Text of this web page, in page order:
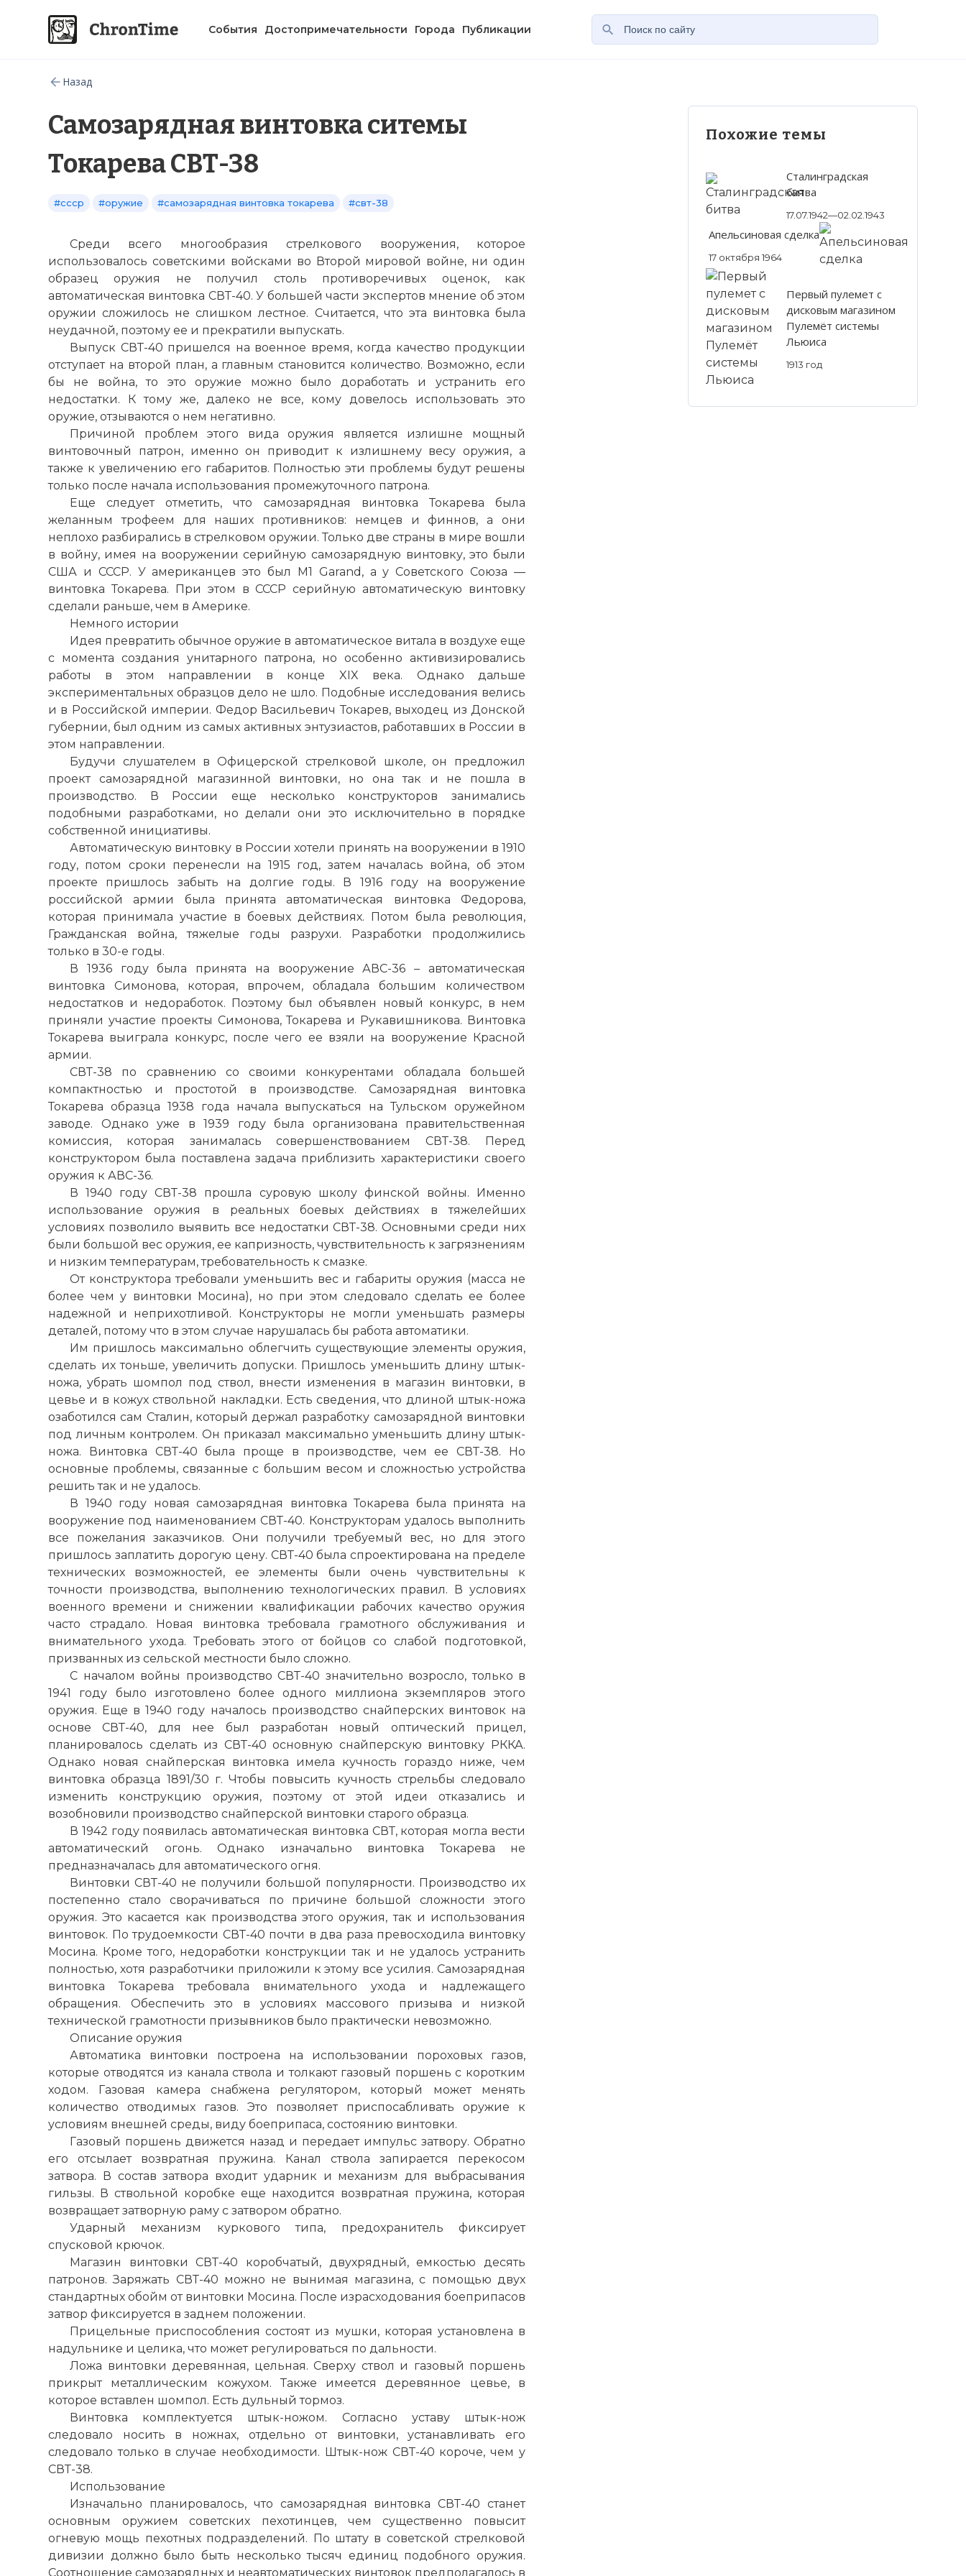
События Достопримечательности Города Публикации
Назад
Самозарядная винтовка ситемы
Токарева СВТ-38
#ссср #оружие #самозарядная винтовка токарева #свт-38
Среди всего многообразия стрелкового вооружения, которое
использовалось советскими войсками во Второй мировой войне, ни один
образец оружия не получил столь противоречивых оценок, как
автоматическая винтовка СВТ-40. У большей части экспертов мнение об этом
оружии сложилось не слишком лестное. Считается, что эта винтовка была
неудачной, поэтому ее и прекратили выпускать.
Выпуск СВТ-40 пришелся на военное время, когда качество продукции
отступает на второй план, а главным становится количество. Возможно, если
бы не война, то это оружие можно было доработать и устранить его
недостатки. К тому же, далеко не все, кому довелось использовать это
оружие, отзываются о нем негативно.
Причиной проблем этого вида оружия является излишне мощный
винтовочный патрон, именно он приводит к излишнему весу оружия, а
также к увеличению его габаритов. Полностью эти проблемы будут решены
только после начала использования промежуточного патрона.
Еще следует отметить, что самозарядная винтовка Токарева была
желанным трофеем для наших противников: немцев и финнов, а они
неплохо разбирались в стрелковом оружии. Только две страны в мире вошли
в войну, имея на вооружении серийную самозарядную винтовку, это были
США и СССР. У американцев это был M1 Garand, а у Советского Союза —
винтовка Токарева. При этом в СССР серийную автоматическую винтовку
сделали раньше, чем в Америке.
Немного истории
Идея превратить обычное оружие в автоматическое витала в воздухе еще
с момента создания унитарного патрона, но особенно активизировались
работы в этом направлении в конце XIX века. Однако дальше
экспериментальных образцов дело не шло. Подобные исследования велись
и в Российской империи. Федор Васильевич Токарев, выходец из Донской
губернии, был одним из самых активных энтузиастов, работавших в России в
этом направлении.
Будучи слушателем в Офицерской стрелковой школе, он предложил
проект самозарядной магазинной винтовки, но она так и не пошла в
производство. В России еще несколько конструкторов занимались
подобными разработками, но делали они это исключительно в порядке
собственной инициативы.
Автоматическую винтовку в России хотели принять на вооружении в 1910
году, потом сроки перенесли на 1915 год, затем началась война, об этом
проекте пришлось забыть на долгие годы. В 1916 году на вооружение
российской армии была принята автоматическая винтовка Федорова,
которая принимала участие в боевых действиях. Потом была революция,
Гражданская война, тяжелые годы разрухи. Разработки продолжились
только в 30-е годы.
В 1936 году была принята на вооружение АВС-36 – автоматическая
винтовка Симонова, которая, впрочем, обладала большим количеством
недостатков и недоработок. Поэтому был объявлен новый конкурс, в нем
приняли участие проекты Симонова, Токарева и Рукавишникова. Винтовка
Токарева выиграла конкурс, после чего ее взяли на вооружение Красной
армии.
СВТ-38 по сравнению со своими конкурентами обладала большей
компактностью и простотой в производстве. Самозарядная винтовка
Токарева образца 1938 года начала выпускаться на Тульском оружейном
заводе. Однако уже в 1939 году была организована правительственная
комиссия, которая занималась совершенствованием СВТ-38. Перед
конструктором была поставлена задача приблизить характеристики своего
оружия к АВС-36.
В 1940 году СВТ-38 прошла суровую школу финской войны. Именно
использование оружия в реальных боевых действиях в тяжелейших
условиях позволило выявить все недостатки СВТ-38. Основными среди них
были большой вес оружия, ее капризность, чувствительность к загрязнениям
и низким температурам, требовательность к смазке.
От конструктора требовали уменьшить вес и габариты оружия (масса не
более чем у винтовки Мосина), но при этом следовало сделать ее более
надежной и неприхотливой. Конструкторы не могли уменьшать размеры
деталей, потому что в этом случае нарушалась бы работа автоматики.
Им пришлось максимально облегчить существующие элементы оружия,
сделать их тоньше, увеличить допуски. Пришлось уменьшить длину штык-
ножа, убрать шомпол под ствол, внести изменения в магазин винтовки, в
цевье и в кожух ствольной накладки. Есть сведения, что длиной штык-ножа
озаботился сам Сталин, который держал разработку самозарядной винтовки
под личным контролем. Он приказал максимально уменьшить длину штык-
ножа. Винтовка СВТ-40 была проще в производстве, чем ее СВТ-38. Но
основные проблемы, связанные с большим весом и сложностью устройства
решить так и не удалось.
В 1940 году новая самозарядная винтовка Токарева была принята на
вооружение под наименованием СВТ-40. Конструкторам удалось выполнить
все пожелания заказчиков. Они получили требуемый вес, но для этого
пришлось заплатить дорогую цену. СВТ-40 была спроектирована на пределе
технических возможностей, ее элементы были очень чувствительны к
точности производства, выполнению технологических правил. В условиях
военного времени и снижении квалификации рабочих качество оружия
часто страдало. Новая винтовка требовала грамотного обслуживания и
внимательного ухода. Требовать этого от бойцов со слабой подготовкой,
призванных из сельской местности было сложно.
С началом войны производство СВТ-40 значительно возросло, только в
1941 году было изготовлено более одного миллиона экземпляров этого
оружия. Еще в 1940 году началось производство снайперских винтовок на
основе СВТ-40, для нее был разработан новый оптический прицел,
планировалось сделать из СВТ-40 основную снайперскую винтовку РККА.
Однако новая снайперская винтовка имела кучность гораздо ниже, чем
винтовка образца 1891/30 г. Чтобы повысить кучность стрельбы следовало
изменить конструкцию оружия, поэтому от этой идеи отказались и
возобновили производство снайперской винтовки старого образца.
В 1942 году появилась автоматическая винтовка СВТ, которая могла вести
автоматический огонь. Однако изначально винтовка Токарева не
предназначалась для автоматического огня.
Винтовки СВТ-40 не получили большой популярности. Производство их
постепенно стало сворачиваться по причине большой сложности этого
оружия. Это касается как производства этого оружия, так и использования
винтовок. По трудоемкости СВТ-40 почти в два раза превосходила винтовку
Мосина. Кроме того, недоработки конструкции так и не удалось устранить
полностью, хотя разработчики приложили к этому все усилия. Самозарядная
винтовка Токарева требовала внимательного ухода и надлежащего
обращения. Обеспечить это в условиях массового призыва и низкой
технической грамотности призывников было практически невозможно.
Описание оружия
Автоматика винтовки построена на использовании пороховых газов,
которые отводятся из канала ствола и толкают газовый поршень с коротким
ходом. Газовая камера снабжена регулятором, который может менять
количество отводимых газов. Это позволяет приспосабливать оружие к
условиям внешней среды, виду боеприпаса, состоянию винтовки.
Газовый поршень движется назад и передает импульс затвору. Обратно
его отсылает возвратная пружина. Канал ствола запирается перекосом
затвора. В состав затвора входит ударник и механизм для выбрасывания
гильзы. В ствольной коробке еще находится возвратная пружина, которая
возвращает затворную раму с затвором обратно.
Ударный механизм куркового типа, предохранитель фиксирует
спусковой крючок.
Магазин винтовки СВТ-40 коробчатый, двухрядный, емкостью десять
патронов. Заряжать СВТ-40 можно не вынимая магазина, с помощью двух
стандартных обойм от винтовки Мосина. После израсходования боеприпасов
затвор фиксируется в заднем положении.
Прицельные приспособления состоят из мушки, которая установлена в
надульнике и целика, что может регулироваться по дальности.
Ложа винтовки деревянная, цельная. Сверху ствол и газовый поршень
прикрыт металлическим кожухом. Также имеется деревянное цевье, в
которое вставлен шомпол. Есть дульный тормоз.
Винтовка комплектуется штык-ножом. Согласно уставу штык-нож
следовало носить в ножнах, отдельно от винтовки, устанавливать его
следовало только в случае необходимости. Штык-нож СВТ-40 короче, чем у
СВТ-38.
Использование
Изначально планировалось, что самозарядная винтовка СВТ-40 станет
основным оружием советских пехотинцев, чем существенно повысит
огневую мощь пехотных подразделений. По штату в советской стрелковой
дивизии должно было быть несколько тысяч единиц подобного оружия.
Соотношение самозарядных и неавтоматических винтовок предполагалось в
Похожие темы
Сталинградская
битва
17.07.1942—02.02.1943
Апельсиновая сделка
17 октября 1964
Первый пулемет с
дисковым магазином
Пулемёт системы
Льюиса
1913 год